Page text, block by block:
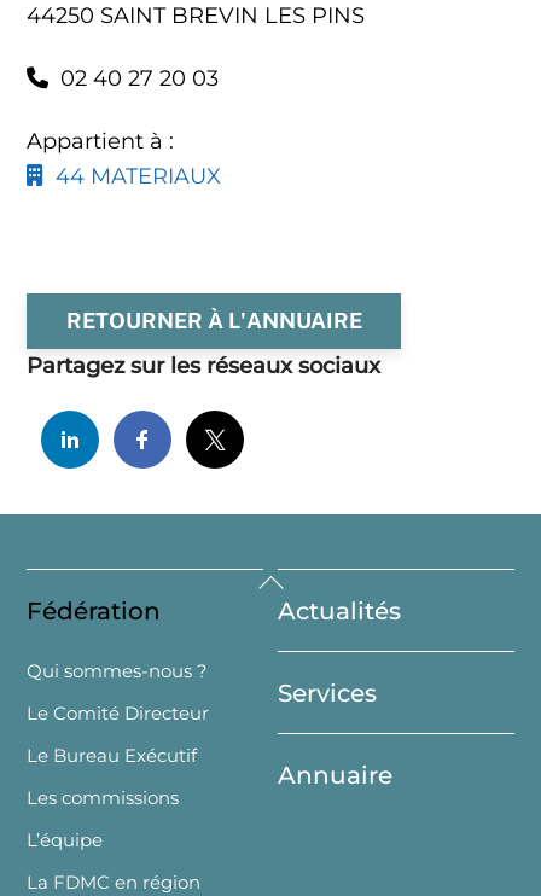
44250 SAINT BREVIN LES PINS
02 40 27 20 03
Appartient à :
44 MATERIAUX
RETOURNER À L'ANNUAIRE
Partagez sur les réseaux sociaux
Back
To
Top
Fédération
Qui sommes-nous ?
Le Comité Directeur
Le Bureau Exécutif
Les commissions
L’équipe
La FDMC en région
Actualités
Services
Annuaire